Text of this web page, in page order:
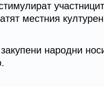
местния
народни